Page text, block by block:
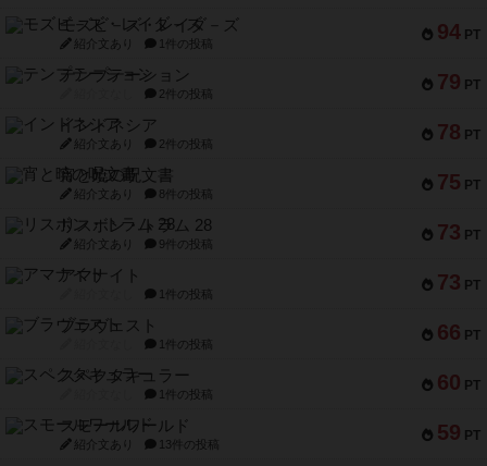
94 PT
モズビ－ズ・レイダ－ズ
紹介文あり 1件の投稿
79 PT
テンプテーション
2件の投稿
78 PT
インドネシア
紹介文あり 2件の投稿
75 PT
宵と暁の呪文書
紹介文あり 8件の投稿
73 PT
リスボン・トラム 28
紹介文あり 9件の投稿
73 PT
アマナイト
1件の投稿
66 PT
ブラヴェスト
1件の投稿
60 PT
スペクタキュラー
1件の投稿
59 PT
スモールワールド
紹介文あり 13件の投稿